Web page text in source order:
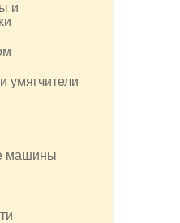
и
умягчители
машины